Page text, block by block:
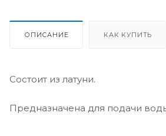
ОПИСАНИЕ КАК КУПИТЬ
Состоит из латуни.
Предназначена для подачи